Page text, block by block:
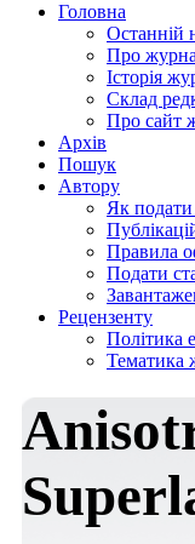
Головна
Останній
Про
Історія
Склад
Про сайт
Архів
Пошук
Автору
Як подати
Правила
Подати
Рецензенту
Політика
Тематика